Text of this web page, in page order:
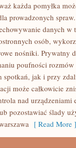
każda pomyłka
prowadzonych
danych w
osób,
nośniki. Prywatny
poufności
spotkań, jak i przy
może całkowicie
nad
pozostawiać ślady
[ Read More ]